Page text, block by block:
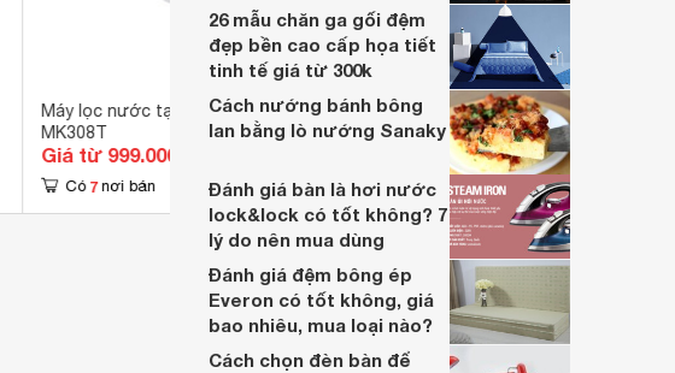
Máy lọc nước tại vòi Torayvino
MK308T
Giá từ 999.000 đ
Có 7 nơi bán
Máy lọc nước tại vòi Mitsubishi
Cleansui CSP801
Giá từ 651.000 đ
Có 2 nơi bán
26 mẫu chăn ga gối đệm
đẹp bền cao cấp họa tiết
tinh tế giá từ 300k
Cách nướng bánh bông
lan bằng lò nướng Sanaky
Đánh giá bàn là hơi nước
lock&lock có tốt không? 7
lý do nên mua dùng
Đánh giá đệm bông ép
Everon có tốt không, giá
bao nhiêu, mua loại nào?
Cách chọn đèn bàn để